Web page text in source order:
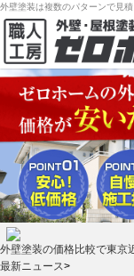
外壁塗装は複数のパターンで見
外壁塗装の価格比較で東京
最新ニュース>